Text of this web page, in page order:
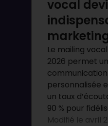
vocal
Le mailing
2026 permet
personnalisée
un taux
90 % pour
Modifié le avril